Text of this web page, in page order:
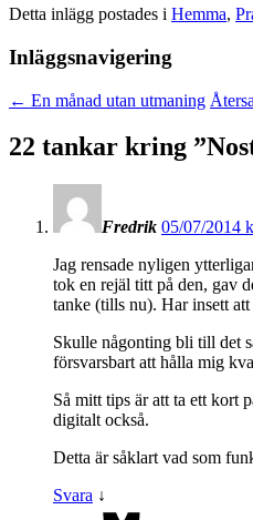
Detta inlägg postades i Hemma,
Inläggsnavigering
← En månad utan utmaning
22 tankar kring ”
Fredrik 05/07/2014
Jag rensade nyligen
tok en rejäl titt på den, gav
tanke (tills nu). Har insett
Skulle någonting bli till det
försvarsbart att hålla mig
Så mitt tips är att ta ett kort
digitalt också.
Detta är såklart vad som
Svara ↓